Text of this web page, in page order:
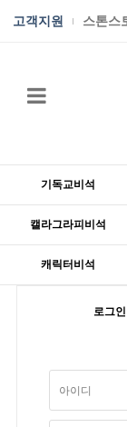
고객지원 스톤스
기독교비석
캘라그라피비석
캐릭터비석
로그인